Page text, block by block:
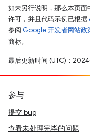
如未另行说明，那么本页面
许可，并且代码示例已根据
参阅 Google 开发者网站政
商标。
最后更新时间 (UTC)：
参与
提交 bug
查看未处理完毕的问题